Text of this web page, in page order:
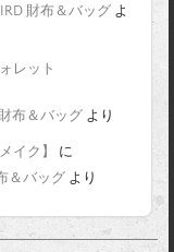
財布＆バッグ よ
ォレット
布＆バッグ より
イク】
に
＆バッグ より